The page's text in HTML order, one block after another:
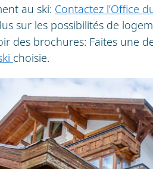
au ski: Contactez l’Office
sur les possibilités de
des brochures: Faites une
choisie.